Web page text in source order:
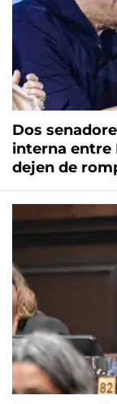
Dos
interna entre
dejen de